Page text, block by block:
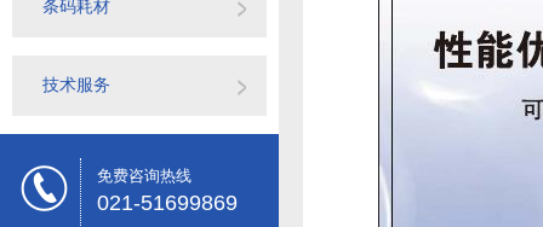
条码耗材
技术服务
免费咨询热线
021-51699869